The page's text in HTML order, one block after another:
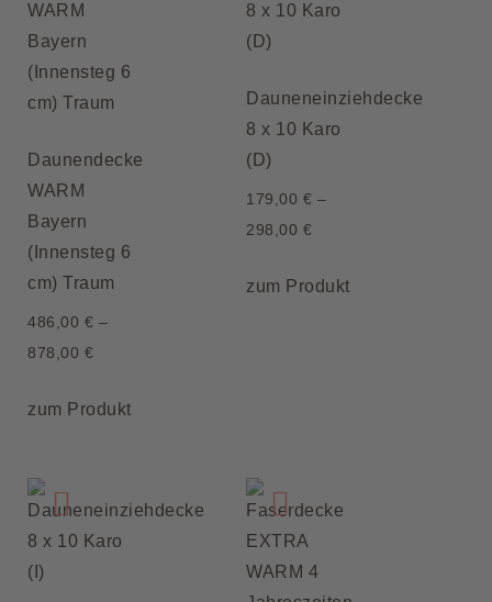
Daunendecke
WARM
Bayern
(Innensteg 6
cm) Traum
486,00 € –
878,00 €
zum Produkt
Dauneneinziehdecke
8 x 10 Karo
(D)
179,00 € –
298,00 €
zum Produkt